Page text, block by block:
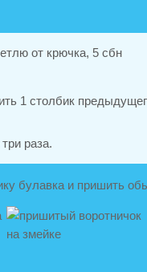
от крючка, 5 сбн
1 столбик
раза.
булавка и пришить